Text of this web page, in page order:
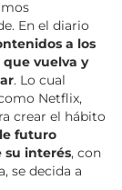
En el diario
a los
que vuelva y
. Lo cual
Netflix,
crear el hábito
futuro
su interés, con
se decida a